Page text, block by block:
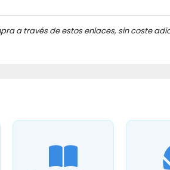
a través de estos enlaces, sin coste